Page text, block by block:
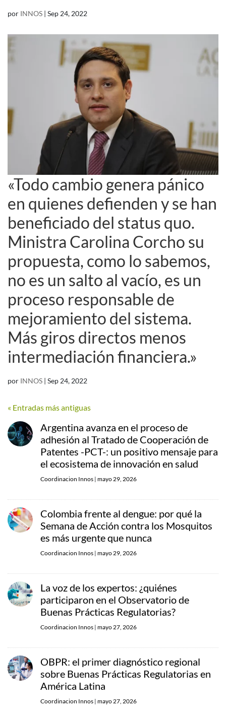
por INNOS | Sep 24, 2022
«Todo cambio genera pánico
en quienes defienden y se han
beneficiado del status quo.
Ministra Carolina Corcho su
propuesta, como lo sabemos,
no es un salto al vacío, es un
proceso responsable de
mejoramiento del sistema.
Más giros directos menos
intermediación financiera.»
por INNOS | Sep 24, 2022
« Entradas más antiguas
Argentina avanza en el proceso de
adhesión al Tratado de Cooperación de
Patentes -PCT-: un positivo mensaje para
el ecosistema de innovación en salud
Coordinacion Innos | mayo 29, 2026
Colombia frente al dengue: por qué la
Semana de Acción contra los Mosquitos
es más urgente que nunca
Coordinacion Innos | mayo 29, 2026
La voz de los expertos: ¿quiénes
participaron en el Observatorio de
Buenas Prácticas Regulatorias?
Coordinacion Innos | mayo 27, 2026
OBPR: el primer diagnóstico regional
sobre Buenas Prácticas Regulatorias en
América Latina
Coordinacion Innos | mayo 27, 2026